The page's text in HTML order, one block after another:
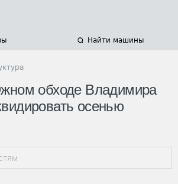
Найти машины
обходе Владимира
осенью